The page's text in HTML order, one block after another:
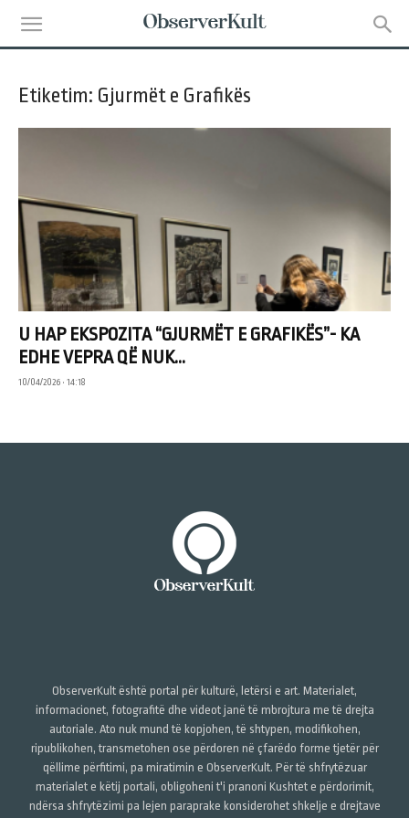
Etiketim: Gjurmët e Grafikës
U HAP EKSPOZITA “GJURMËT E GRAFIKËS”- KA
EDHE VEPRA QË NUK...
10/04/2026 • 14:18
ObserverKult është portal për kulturë, letërsi e art. Materialet,
informacionet, fotografitë dhe videot janë të mbrojtura me të drejta
autoriale. Ato nuk mund të kopjohen, të shtypen, modifikohen,
ripublikohen, transmetohen ose përdoren në çfarëdo forme tjetër për
qëllime përfitimi, pa miratimin e ObserverKult. Për të shfrytëzuar
materialet e këtij portali, obligoheni t'i pranoni Kushtet e përdorimit,
ndërsa shfrytëzimi pa lejen paraprake konsiderohet shkelje e drejtave